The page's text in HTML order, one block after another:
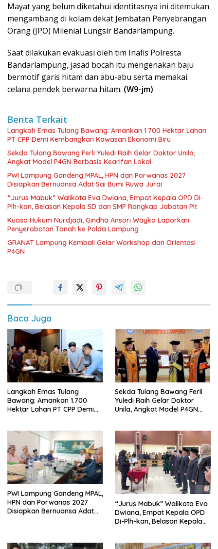
Mayat yang belum diketahui identitasnya ini ditemukan
mengambang di kolam dekat Jembatan Penyebrangan
Orang (JPO) Milenial Lungsir Bandarlampung.
Saat dilakukan evakuasi oleh tim Inafis Polresta
Bandarlampung, jasad bocah itu mengenakan baju
bermotif garis hitam dan abu-abu serta memakai
celana pendek berwarna hitam. (W9-jm)
Berita Terkait
Langkah Emas Tulang Bawang: Amankan 1.700 Hektar Lahan
PT CPP Demi Kembangkan Kawasan Ekonomi Biru
Sekda Tulang Bawang Ferli Yuledi Raih Gelar Doktor Unila,
Angkat Model P4GN Berbasis Kearifan Lokal
PWI Lampung Gandeng MPAL, HPN dan Porwanas 2027
Disiapkan Bernuansa Adat Sai Bumi Ruwa Jurai
“Jurus Mabuk” Walikota Eva Dwiana, Empat Kepala OPD Di-
Plh-kan, Belasan Kepala SD dan SMP Rangkap Jabatan Plt
Kuasa Hukum Nurdjadi, Gindha Ansori Wayka Laporkan
Penyerobotan Tanah ke Polda Lampung
GRANAT Lampung Kembali Gelar Workshop dan Orientasi
P4GN
Baca Juga
Langkah Emas Tulang
Bawang: Amankan 1.700
Hektar Lahan PT CPP Demi
Sekda Tulang Bawang Ferli
Yuledi Raih Gelar Doktor
Unila, Angkat Model P4GN
PWI Lampung Gandeng MPAL,
HPN dan Porwanas 2027
Disiapkan Bernuansa Adat
“Jurus Mabuk” Walikota Eva
Dwiana, Empat Kepala OPD
Di-Plh-kan, Belasan Kepala